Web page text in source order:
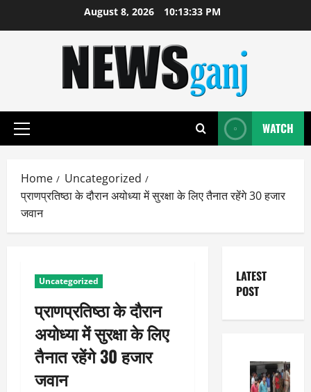
August 8, 2026 10:13:34 PM
Primary
WATCH
Home
Uncategorized
प्राणप्रतिष्ठा के दौरान अयोध्या में सुरक्षा के लिए तैनात रहेंगे 30 हजार
जवान
Uncategorized
प्राणप्रतिष्ठा के दौरान
अयोध्या में सुरक्षा के लिए
तैनात रहेंगे 30 हजार
जवान
LATEST
POST